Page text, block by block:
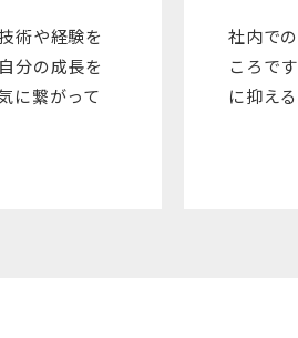
術や経験を
分の成長を
に繋がって
社内で
ころで
に抑え